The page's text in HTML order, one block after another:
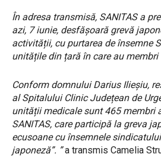
În adresa transmisă, SANITAS a
azi, 7 iunie, desfășoară grevă
activității, cu purtarea de însemne
unitățile din țară în care au membri
Conform domnului Darius Ilieșiu,
al Spitalului Clinic Județean de
unității medicale sunt 465 membri
SANITAS, care participă la greva
ecusoane cu însemnele
japoneză”. ”a transmis Camelia